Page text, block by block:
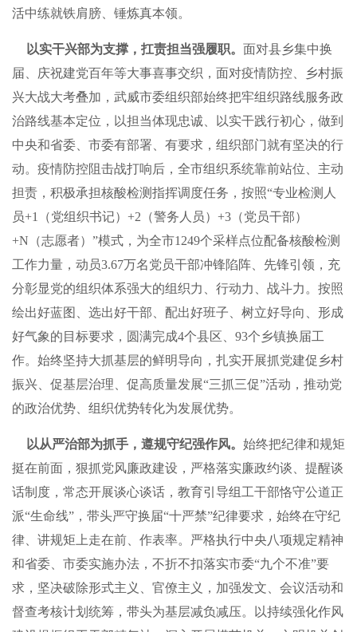
活中练就铁肩膀、锤炼真本领。
以实干兴部为支撑，扛责担当强履职。 面对县乡集中换
届、庆祝建党百年等大事喜事交织，面对疫情防控、乡村振
兴大战大考叠加，武威市委组织部始终把牢组织路线服务政
治路线基本定位，以担当体现忠诚、以实干践行初心，做到
中央和省委、市委有部署、有要求，组织部门就有坚决的行
动。疫情防控阻击战打响后，全市组织系统靠前站位、主动
担责，积极承担核酸检测指挥调度任务，按照“专业检测人
员+1（党组织书记）+2（警务人员）+3（党员干部）
+N（志愿者）”模式，为全市1249个采样点位配备核酸检测
工作力量，动员3.67万名党员干部冲锋陷阵、先锋引领，充
分彰显党的组织体系强大的组织力、行动力、战斗力。按照
绘出好蓝图、选出好干部、配出好班子、树立好导向、形成
好气象的目标要求，圆满完成4个县区、93个乡镇换届工
作。始终坚持大抓基层的鲜明导向，扎实开展抓党建促乡村
振兴、促基层治理、促高质量发展“三抓三促”活动，推动党
的政治优势、组织优势转化为发展优势。
以从严治部为抓手，遵规守纪强作风。 始终把纪律和规矩
挺在前面，狠抓党风廉政建设，严格落实廉政约谈、提醒谈
话制度，常态开展谈心谈话，教育引导组工干部恪守公道正
派“生命线”，带头严守换届“十严禁”纪律要求，始终在守纪
律、讲规矩上走在前、作表率。严格执行中央八项规定精神
和省委、市委实施办法，不折不扣落实市委“九个不准”要
求，坚决破除形式主义、官僚主义，加强发文、会议活动和
督查考核计划统筹，带头为基层减负减压。以持续强化作风